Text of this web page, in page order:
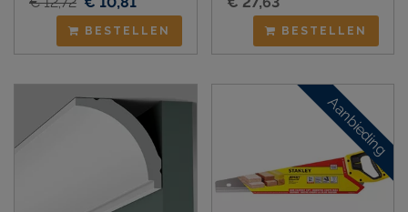
BESTELLEN BESTELLEN
Aanbieding